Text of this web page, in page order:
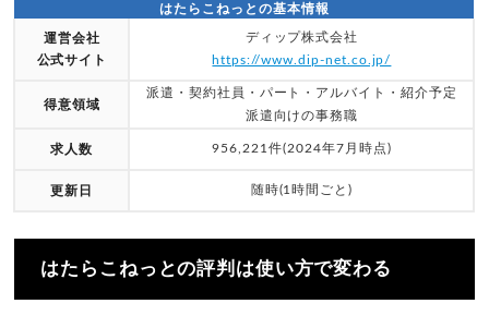
はたらこねっとの基本情報
運営会社
公式サイト
ディップ株式会社
https://www.dip-net.co.jp/
得意領域
派遣・契約社員・パート・アルバイト・紹介予定
派遣向けの事務職
求人数 956,221件(2024年7月時点)
更新日 随時(1時間ごと)
はたらこねっとの評判は使い方で変わる